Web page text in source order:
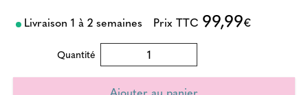
Livraison 1 à 2 semaines Prix TTC 99,99€
Quantité